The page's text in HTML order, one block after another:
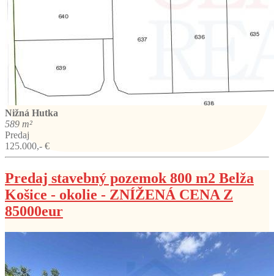
Nižná Hutka
589 m²
Predaj
125.000,- €
Predaj stavebný pozemok 800 m2 Belža
Košice - okolie - ZNÍŽENÁ CENA Z
85000eur